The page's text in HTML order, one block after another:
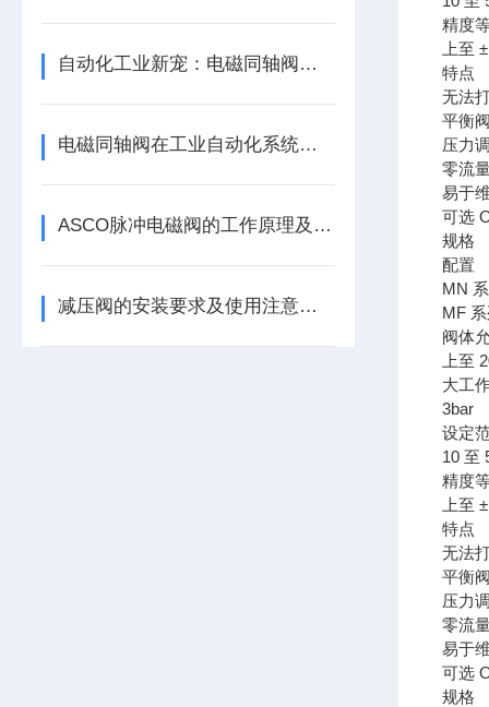
自动化工业新宠：电磁同轴阀的高效节能解决方案
电磁同轴阀在工业自动化系统中的应用
ASCO脉冲电磁阀的工作原理及工作条件
减压阀的安装要求及使用注意事项
精度
上至
特点
无法
平衡
压力
零流
易于
可选
规格
配置
MN
MF
阀体
上至
大工
3bar
设定
10 至
精度
上至
特点
无法
平衡
压力
零流
易于
可选
规格